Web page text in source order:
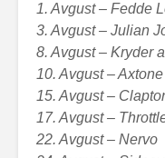
1. Avgust – Fedde
3. Avgust – Julian
8. Avgust – Kryder
10. Avgust –
15. Avgust –
17. Avgust –
22. Avgust – Nervo